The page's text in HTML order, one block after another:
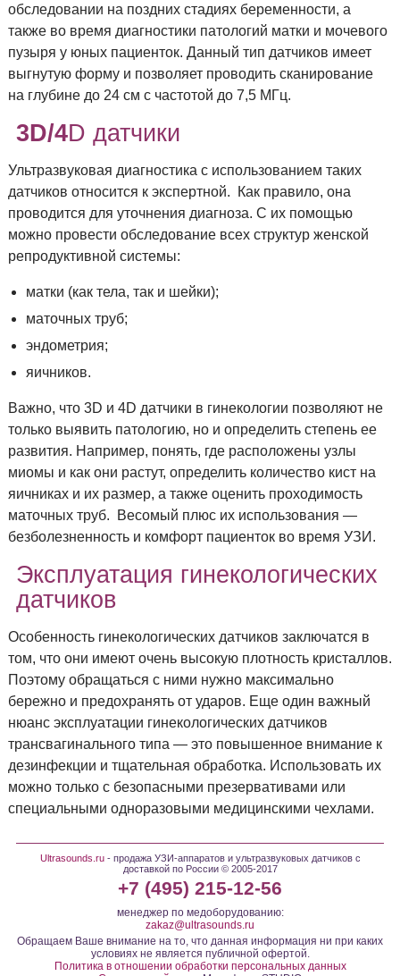
обследовании на поздних стадиях беременности, а
также во время диагностики патологий матки и мочевого
пузыря у юных пациенток. Данный тип датчиков имеет
выгнутую форму и позволяет проводить сканирование
на глубине до 24 см с частотой до 7,5 МГц.
3D/4D датчики
Ультразвуковая диагностика с использованием таких
датчиков относится к экспертной. Как правило, она
проводится для уточнения диагноза. С их помощью
можно провести обследование всех структур женской
репродуктивной системы:
матки (как тела, так и шейки);
маточных труб;
эндометрия;
яичников.
Важно, что 3D и 4D датчики в гинекологии позволяют не
только выявить патологию, но и определить степень ее
развития. Например, понять, где расположены узлы
миомы и как они растут, определить количество кист на
яичниках и их размер, а также оценить проходимость
маточных труб. Весомый плюс их использования —
безболезненность и комфорт пациенток во время УЗИ.
Эксплуатация гинекологических
датчиков
Особенность гинекологических датчиков заключатся в
том, что они имеют очень высокую плотность кристаллов.
Поэтому обращаться с ними нужно максимально
бережно и предохранять от ударов. Еще один важный
нюанс эксплуатации гинекологических датчиков
трансвагинального типа — это повышенное внимание к
дезинфекции и тщательная обработка. Использовать их
можно только с безопасными презервативами или
специальными одноразовыми медицинскими чехлами.
Ultrasounds.ru- продажа УЗИ-аппаратов и ультразвуковых датчиков с
доставкой по России © 2005-2017
+7 (495) 215-12-56
менеджер по медоборудованию:
zakaz@ultrasounds.ru
Обращаем Ваше внимание на то, что данная информация ни при каких
условиях не является публичной офертой.
Политика в отношении обработки персональных данных